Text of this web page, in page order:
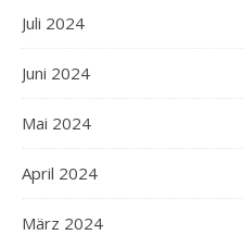
Juli 2024
Juni 2024
Mai 2024
April 2024
März 2024